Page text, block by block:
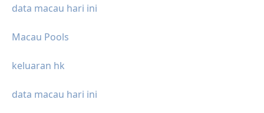
data macau hari ini
Macau Pools
keluaran hk
data macau hari ini